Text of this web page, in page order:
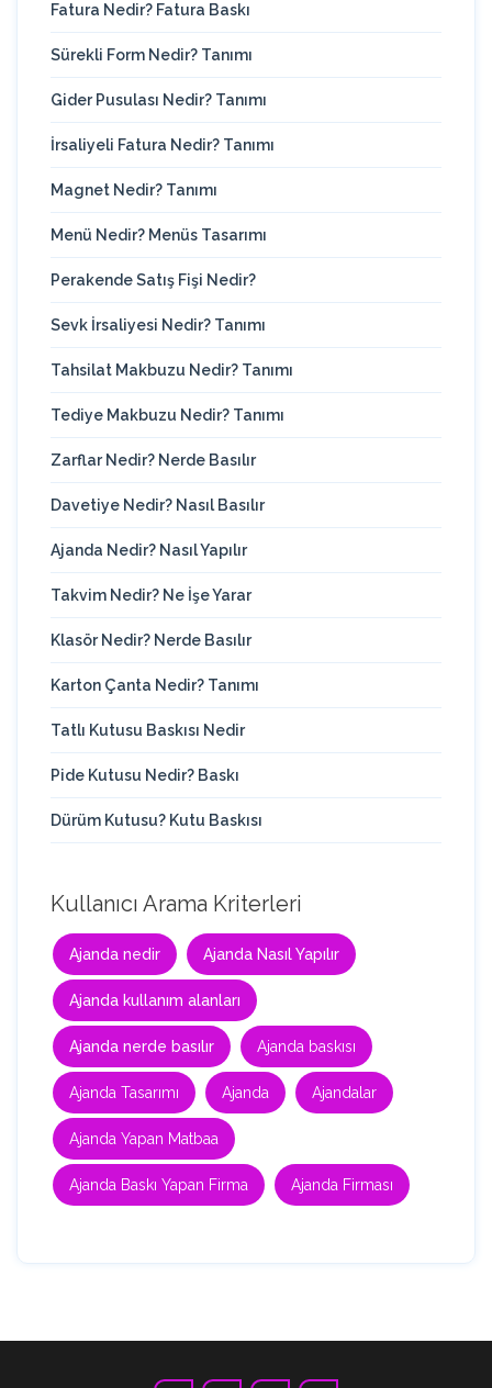
Fatura Nedir? Fatura Baskı
Sürekli Form Nedir? Tanımı
Gider Pusulası Nedir? Tanımı
İrsaliyeli Fatura Nedir? Tanımı
Magnet Nedir? Tanımı
Menü Nedir? Menüs Tasarımı
Perakende Satış Fişi Nedir?
Sevk İrsaliyesi Nedir? Tanımı
Tahsilat Makbuzu Nedir? Tanımı
Tediye Makbuzu Nedir? Tanımı
Zarflar Nedir? Nerde Basılır
Davetiye Nedir? Nasıl Basılır
Ajanda Nedir? Nasıl Yapılır
Takvim Nedir? Ne İşe Yarar
Klasör Nedir? Nerde Basılır
Karton Çanta Nedir? Tanımı
Tatlı Kutusu Baskısı Nedir
Pide Kutusu Nedir? Baskı
Dürüm Kutusu? Kutu Baskısı
Kullanıcı Arama Kriterleri
Ajanda nedir Ajanda Nasıl Yapılır
Ajanda kullanım alanları
Ajanda nerde basılır Ajanda baskısı
Ajanda Tasarımı Ajanda Ajandalar
Ajanda Yapan Matbaa
Ajanda Baskı Yapan Firma Ajanda Firması